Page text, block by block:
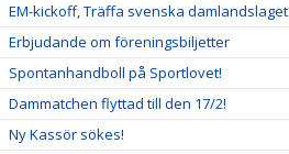
EM-kickoff, Träffa svenska damlandslaget
Erbjudande om föreningsbiljetter
Spontanhandboll på Sportlovet!
Dammatchen flyttad till den 17/2!
Ny Kassör sökes!